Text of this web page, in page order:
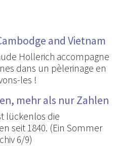
and Vietnam
Hollerich accompagne
dans un pèlerinage en
les !
mehr als nur Zahlen
lückenlos die
seit 1840. (Ein Sommer
6/9)